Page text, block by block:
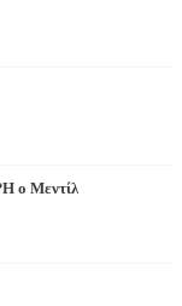
ο Μεντίλ